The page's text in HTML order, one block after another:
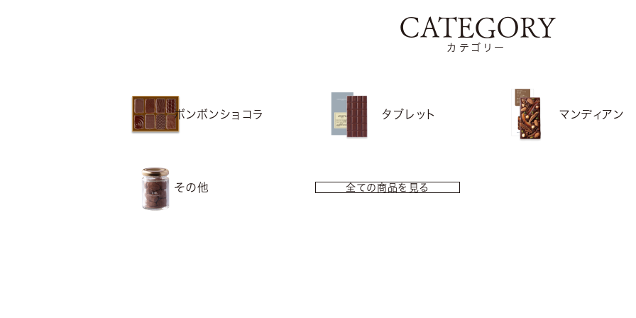
CATEGORY
カテゴリー
ボンボンショコラ タブレット マンディアン
その他 全ての商品を見る